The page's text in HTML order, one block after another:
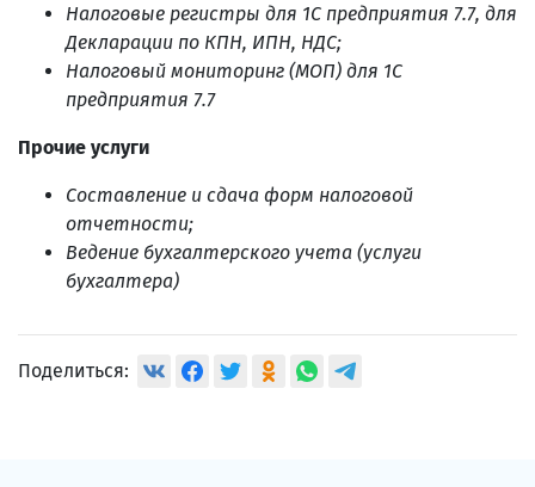
Налоговые регистры для 1С предприятия 7.7, для
Декларации по КПН, ИПН, НДС;
Налоговый мониторинг (МОП) для 1С
предприятия 7.7
Прочие услуги
Составление и сдача форм налоговой
отчетности;
Ведение бухгалтерского учета (услуги
бухгалтера)
Поделиться: